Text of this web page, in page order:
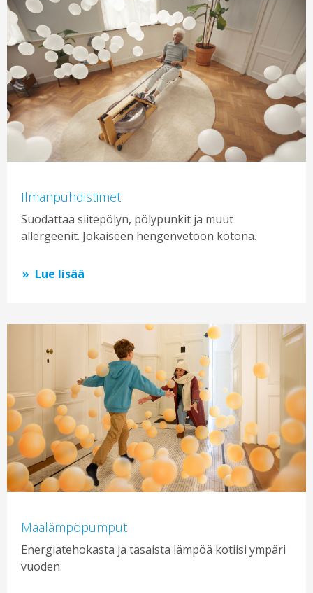
Ilmanpuhdistimet
Suodattaa siitepölyn, pölypunkit ja muut
allergeenit. Jokaiseen hengenvetoon kotona.
Lue lisää
Maalämpöpumput
Energiatehokasta ja tasaista lämpöä kotiisi ympäri
vuoden.